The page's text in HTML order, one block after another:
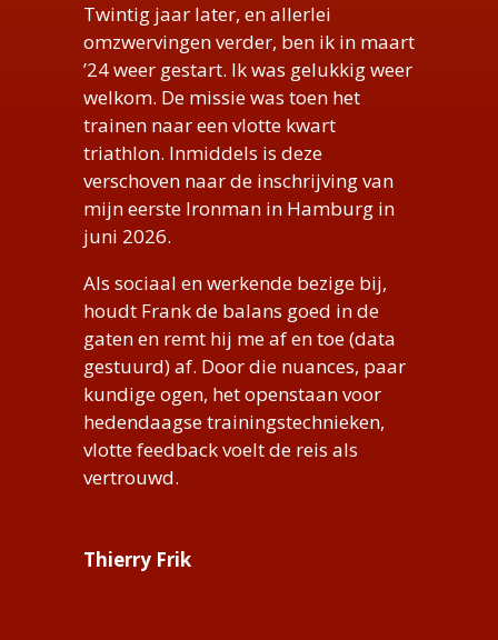
Twintig jaar later, en allerlei
omzwervingen verder, ben ik in maart
’24 weer gestart. Ik was gelukkig weer
welkom. De missie was toen het
trainen naar een vlotte kwart
triathlon. Inmiddels is deze
verschoven naar de inschrijving van
mijn eerste Ironman in Hamburg in
juni 2026.
Als sociaal en werkende bezige bij,
houdt Frank de balans goed in de
gaten en remt hij me af en toe (data
gestuurd) af. Door die nuances, paar
kundige ogen, het openstaan voor
hedendaagse trainingstechnieken,
vlotte feedback voelt de reis als
vertrouwd.
Thierry Frik